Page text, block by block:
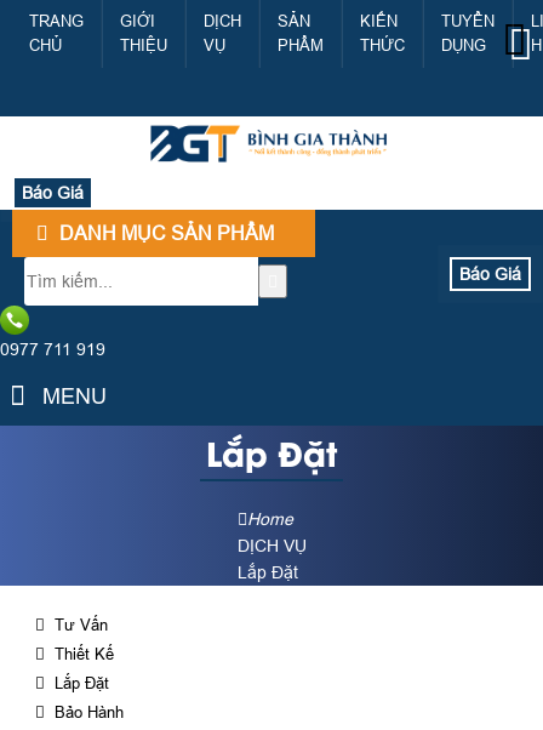
TRANG
CHỦ
GIỚI
THIỆU
DỊCH
VỤ
SẢN
PHẨM
KIẾN
THỨC
TUYỂN
DỤNG
Báo Giá
DANH MỤC SẢN PHẨM
Báo Giá
0977 711 919
MENU
Lắp Đặt
Home
DỊCH VỤ
Lắp Đặt
Tư Vấn
Thiết Kế
Lắp Đặt
Bảo Hành